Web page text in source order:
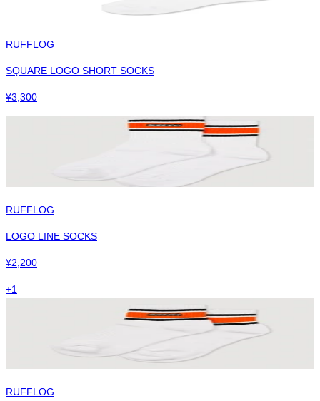
RUFFLOG
SQUARE LOGO SHORT SOCKS
¥3,300
RUFFLOG
LOGO LINE SOCKS
¥2,200
+1
RUFFLOG